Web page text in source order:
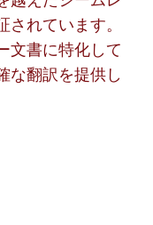
れています。
文書に特化して
な翻訳を提供し